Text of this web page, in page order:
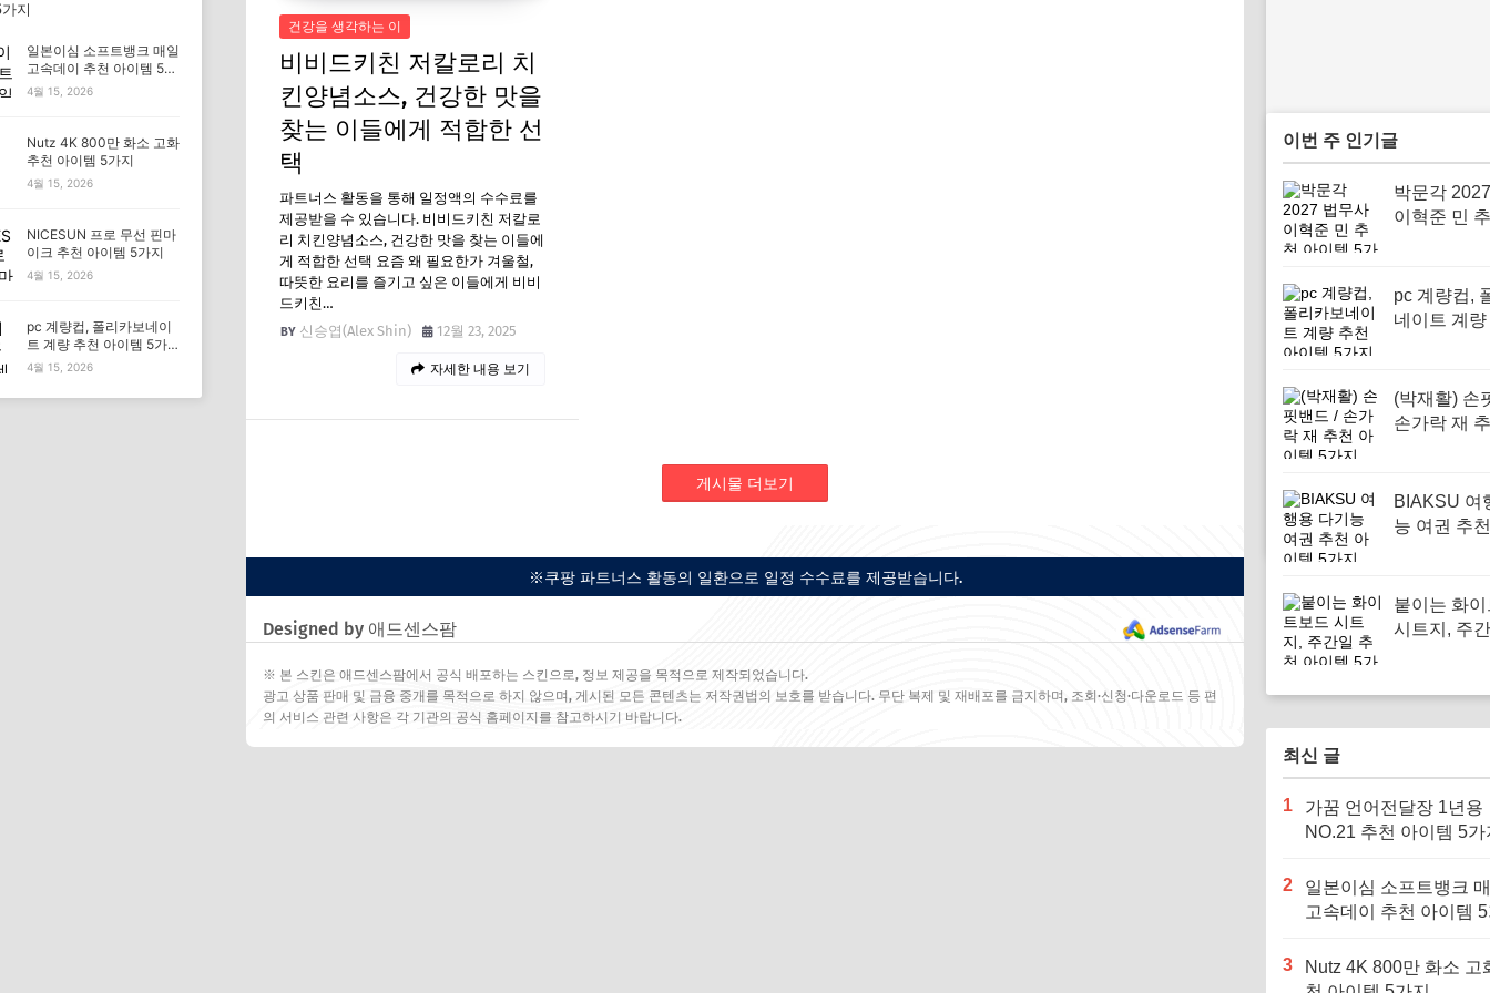
건강을 생각하는 이
비비드키친 저칼로리 치
킨양념소스, 건강한 맛을
찾는 이들에게 적합한 선
택
파트너스 활동을 통해 일정액의 수수료를
제공받을 수 있습니다. 비비드키친 저칼로
리 치킨양념소스, 건강한 맛을 찾는 이들에
게 적합한 선택 요즘 왜 필요한가 겨울철,
따뜻한 요리를 즐기고 싶은 이들에게 비비
드키친…
신승엽(Alex Shin)
12월 23, 2025
자세한 내용 보기
게시물 더보기
※쿠팡 파트너스 활동의 일환으로 일정 수수료를 제공받습니다.
Designed by 애드센스팜
※ 본 스킨은 애드센스팜에서 공식 배포하는 스킨으로, 정보 제공을 목적으로 제작되었습니다.
광고 상품 판매 및 금융 중개를 목적으로 하지 않으며, 게시된 모든 콘텐츠는 저작권법의 보호를 받습니다. 무단 복제 및 재배포를 금지하며, 조회·신청·다운로드 등 편
의 서비스 관련 사항은 각 기관의 공식 홈페이지를 참고하시기 바랍니다.
이번 주 인기글
박문각
이혁준 민
pc 계량컵,
네이트 계
(박재활) 손
손가락 재
BIAKSU 여
능 여권 추
붙이는 화
시트지, 주
최신 글
1
가꿈 언어전달장 1년용
NO.21 추천 아이템 5가
2
일본이심 소프트뱅크
고속데이 추천 아이템
3
Nutz 4K 800만 화소 고
지
일본이심 소프트뱅크 매일
고속데이 추천 아이템 5가
지
4월 15, 2026
Nutz 4K 800만 화소 고화
추천 아이템 5가지
4월 15, 2026
NICESUN 프로 무선 핀마
이크 추천 아이템 5가지
4월 15, 2026
pc 계량컵, 폴리카보네이
트 계량 추천 아이템 5가
지
4월 15, 2026